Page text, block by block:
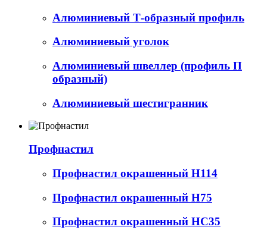
Алюминиевый Т-образный профиль
Алюминиевый уголок
Алюминиевый швеллер (профиль П
образный)
Алюминиевый шестигранник
Профнастил
Профнастил окрашенный Н114
Профнастил окрашенный Н75
Профнастил окрашенный НС35